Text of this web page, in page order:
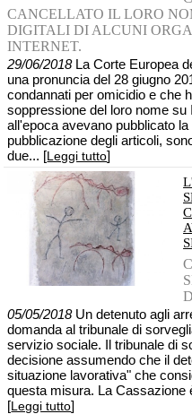
CANCELLATO IL LORO
DIGITALI DI ALCUNI
INTERNET.
29/06/2018La Corte Europea
una pronuncia del 28 giugno
condannati per omicidio e che
soppressione del loro nome
all'epoca avevano pubblicato
pubblicazione degli articoli,
due... [Leggi tutto]
05/05/2018Un detenuto agli
domanda al tribunale di
servizio sociale. Il tribunale di
decisione assumendo che il
situazione lavorativa" che
questa misura. La Cassazione
[Leggi tutto]